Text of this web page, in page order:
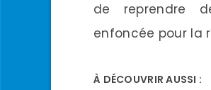
de reprendre
enfoncée pour la
À DÉCOUVRIR AUSSI :